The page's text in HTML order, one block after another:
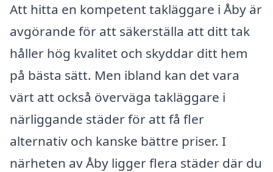
Att hitta en kompetent takläggare i Åby är
avgörande för att säkerställa att ditt tak
håller hög kvalitet och skyddar ditt hem
på bästa sätt. Men ibland kan det vara
värt att också överväga takläggare i
närliggande städer för att få fler
alternativ och kanske bättre priser. I
närheten av Åby ligger flera städer där du